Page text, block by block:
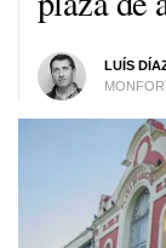
LUÍS